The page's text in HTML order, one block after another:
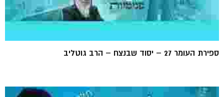
ספירת העומר 27 – יסוד שבנצח – הרב גוטליב